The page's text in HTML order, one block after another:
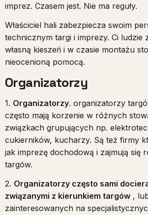
imprez. Czasem jest. Nie ma reguły.
Właściciel hali zabezpiecza swoim
technicznym targi i imprezy. Ci ludzie
własną kieszeń i w czasie montażu
nieocenioną pomocą.
Organizatorzy
1. Organizatorzy. organizatorzy
często mają korzenie w różnych
związkach grupujących np.
cukierników, kucharzy. Są też firmy
jak imprezę dochodową i zajmują się
targów.
2. Organizatorzy często sami
związanymi z kierunkiem targów ,
zainteresowanych na